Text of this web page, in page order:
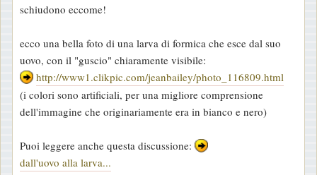
o
schiudono eccome!
ecco una bella foto di una larva di formica che esce dal suo
uovo, con il "guscio" chiaramente visibile:
http://www1.clikpic.com/jeanbailey/photo_116809.html
(i colori sono artificiali, per una migliore comprensione
dell'immagine che originariamente era in bianco e nero)
Puoi leggere anche questa discussione:
dall'uovo alla larva...